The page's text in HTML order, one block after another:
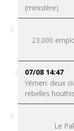
(ministère)
23.000
07/08 14:47
Yémen: deux
rebelles
Le